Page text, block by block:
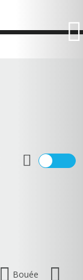
Bouée